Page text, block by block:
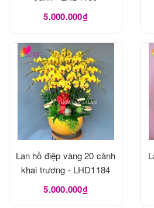
5.000.000₫
Lan hồ điệp vàng 20 cành
khai trương - LHD1184
5.000.000₫